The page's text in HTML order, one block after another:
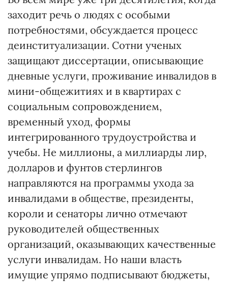
заходит речь о людях с особыми
потребностями, обсуждается процесс
деинституализации. Сотни ученых
защищают диссертации, описывающие
дневные услуги, проживание инвалидов в
мини-общежитиях и в квартирах с
социальным сопровождением,
временный уход, формы
интегрированного трудоустройства и
учебы. Не миллионы, а миллиарды лир,
долларов и фунтов стерлингов
направляются на программы ухода за
инвалидами в обществе, президенты,
короли и сенаторы лично отмечают
руководителей общественных
организаций, оказывающих качественные
услуги инвалидам. Но наши власть
имущие упрямо подписывают бюджеты,